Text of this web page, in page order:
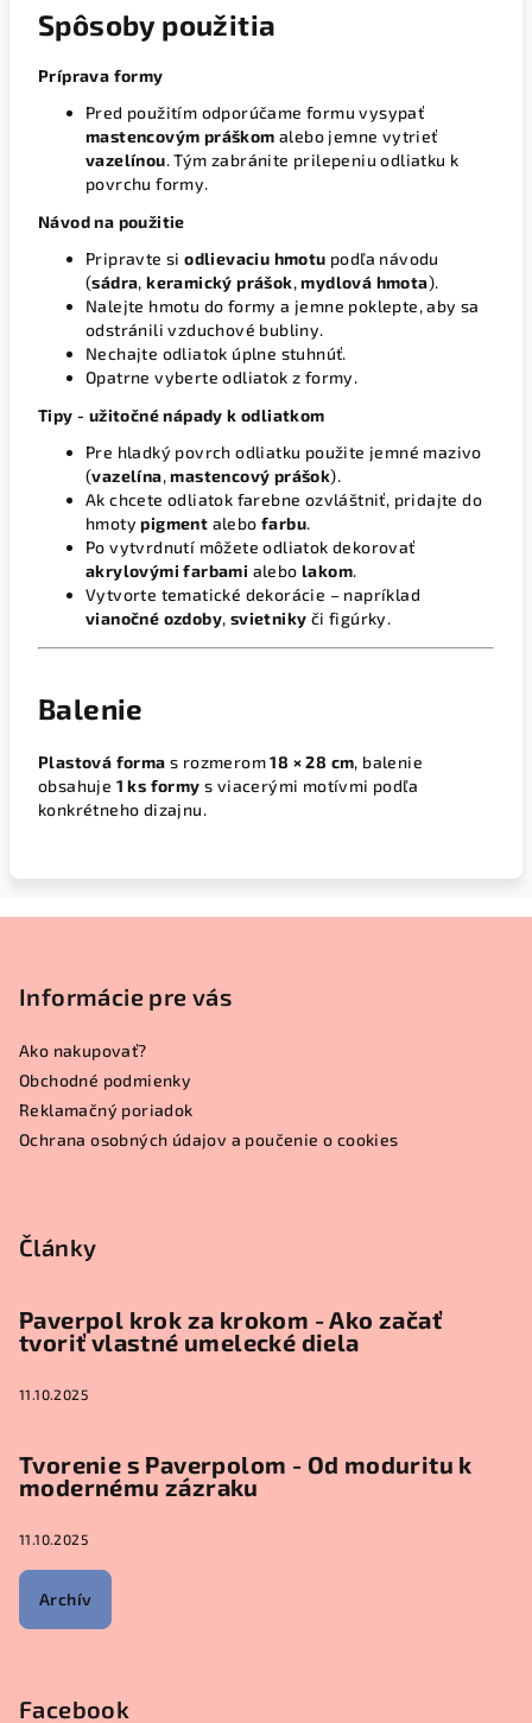
Spôsoby použitia
Príprava formy
Pred použitím odporúčame formu vysypať
mastencovým práškom alebo jemne vytrieť
vazelínou. Tým zabránite prilepeniu odliatku k
povrchu formy.
Návod na použitie
Pripravte siodlievaciu hmotu podľa návodu
(sádra,keramický prášok,mydlová hmota).
Nalejte hmotu do formy a jemne poklepte, aby sa
odstránili vzduchové bubliny.
Nechajte odliatok úplne stuhnúť.
Opatrne vyberte odliatok z formy.
Tipy - užitočné nápady k odliatkom
Pre hladký povrch odliatku použite jemné mazivo
(vazelína,mastencový prášok).
Ak chcete odliatok farebne ozvláštniť, pridajte do
hmotypigment alebofarbu.
Po vytvrdnutí môžete odliatok dekorovať
akrylovými farbami alebolakom.
Vytvorte tematické dekorácie – napríklad
vianočné ozdoby, svietniky či figúrky.
Balenie
Plastová forma s rozmerom18 × 28 cm, balenie
obsahuje 1 ks formy s viacerými motívmi podľa
konkrétneho dizajnu.
Informácie pre vás
Ako nakupovať?
Obchodné podmienky
Reklamačný poriadok
Ochrana osobných údajov a poučenie o cookies
Články
Paverpol krok za krokom - Ako začať
tvoriť vlastné umelecké diela
11.10.2025
Tvorenie s Paverpolom - Od moduritu k
modernému zázraku
11.10.2025
Archív
Facebook